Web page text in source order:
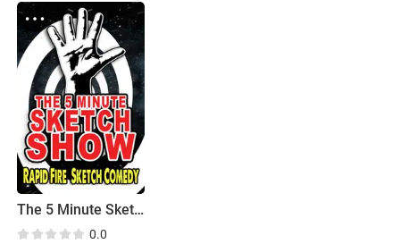
The 5 Minute Sketch Show
0.0